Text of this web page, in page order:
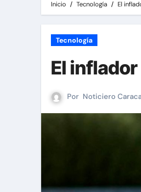
Inicio Tecnología El
Tecnología
El
Por Noticiero